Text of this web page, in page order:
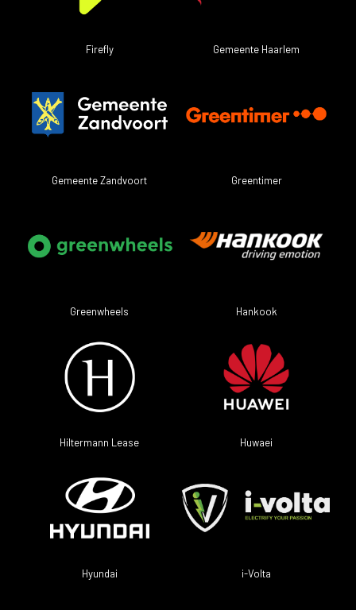
Firefly Gemeente Haarlem
Gemeente Zandvoort Greentimer
Greenwheels Hankook
Hiltermann Lease Huwaei
Hyundai i-Volta